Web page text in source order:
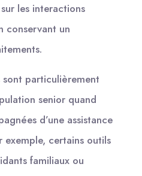
les interactions
conservant un
particulièrement
senior quand
d’une assistance
exemple, certains outils
familiaux ou